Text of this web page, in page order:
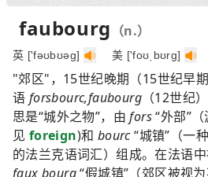
faubourg （n.）
英 ['fəʊbʊəg] 美 ['foʊˌbʊrg]
"郊区"，15世纪晚期（15世纪早期
语 forsbourc,faubourg （12世纪
思是“城外之物”，由fors“外部”
见 foreign)和 bourc“城镇”（一
的法兰克语词汇）组成。在法语
faux bourg“假城镇”（郊区被视为